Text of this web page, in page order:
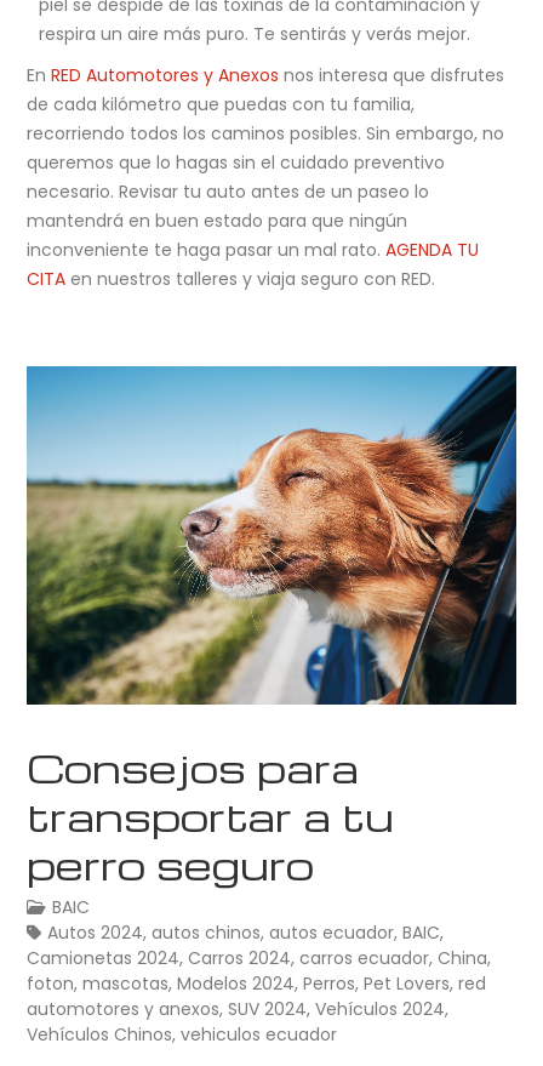
piel se despide de las toxinas de la contaminación y
respira un aire más puro. Te sentirás y verás mejor.
EnRED Automotores y Anexos nos interesa que disfrutes
de cada kilómetro que puedas con tu familia,
recorriendo todos los caminos posibles. Sin embargo, no
queremos que lo hagas sin el cuidado preventivo
necesario. Revisar tu auto antes de un paseo lo
mantendrá en buen estado para que ningún
inconveniente te haga pasar un mal rato.AGENDA TU
CITA en nuestros talleres y viaja seguro con RED.
Consejos para
transportar a tu
perro seguro
BAIC
Autos 2024,autos chinos,autos ecuador,BAIC,
Camionetas 2024,Carros 2024,carros ecuador,China,
foton,mascotas,Modelos 2024,Perros,Pet Lovers,red
automotores y anexos,SUV 2024,Vehículos 2024,
Vehículos Chinos,vehiculos ecuador